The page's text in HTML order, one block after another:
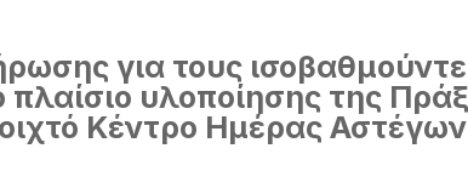
για τους
πλαίσιο υλοποίησης της
Κέντρο Ημέρας